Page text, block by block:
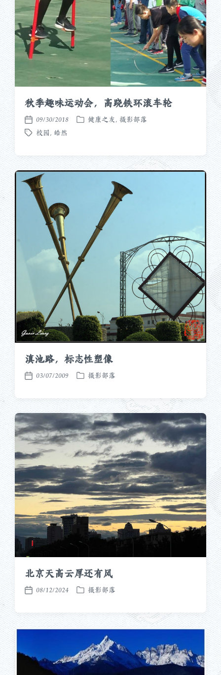
秋季趣味运动会，高跷铁环滚车轮
发
布
期
09/30/2018
发 健康之友, 摄影部落
标
校园, 皓然
滇池路，标志性塑像
发
日
期
03/07/2009
发
于
摄影部落
北京天高云厚还有风
发
日
08/12/2024
发
于
摄影部落